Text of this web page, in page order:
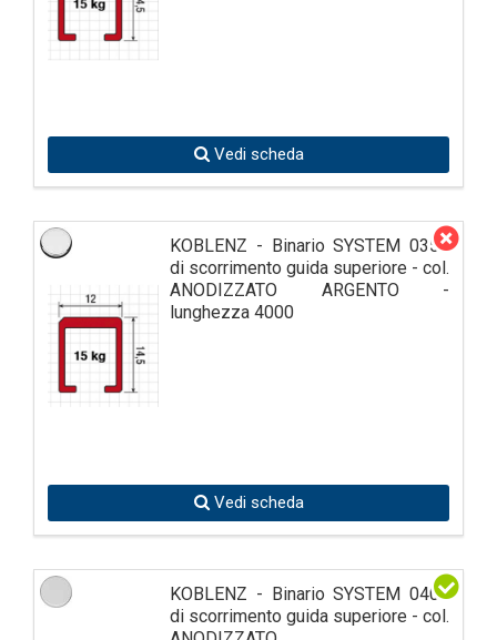
Vedi scheda
KOBLENZ - Binario SYSTEM 0350
di scorrimento guida superiore - col.
ANODIZZATO ARGENTO -
lunghezza 4000
Vedi scheda
KOBLENZ - Binario SYSTEM 0400
di scorrimento guida superiore - col.